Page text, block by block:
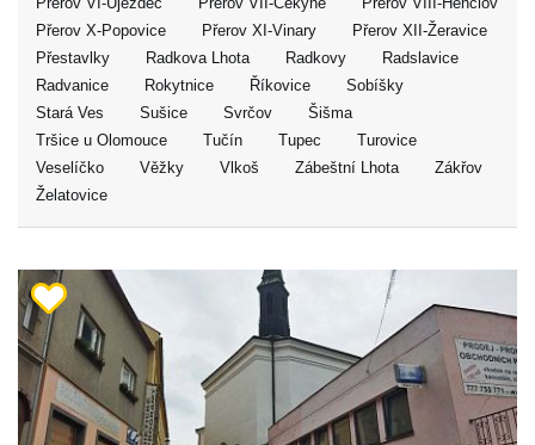
Přerov X-Popovice
Přerov XI-Vinary
Přerov XII-Žeravice
Přestavlky
Radkova Lhota Radkovy
Radslavice
Radvanice
Rokytnice Říkovice
Sobíšky
Stará Ves
Sušice Svrčov
Šišma
Tršice u Olomouce
Tučín Tupec
Turovice
Veselíčko
Věžky Vlkoš Zábeštní Lhota
Zákřov
Želatovice